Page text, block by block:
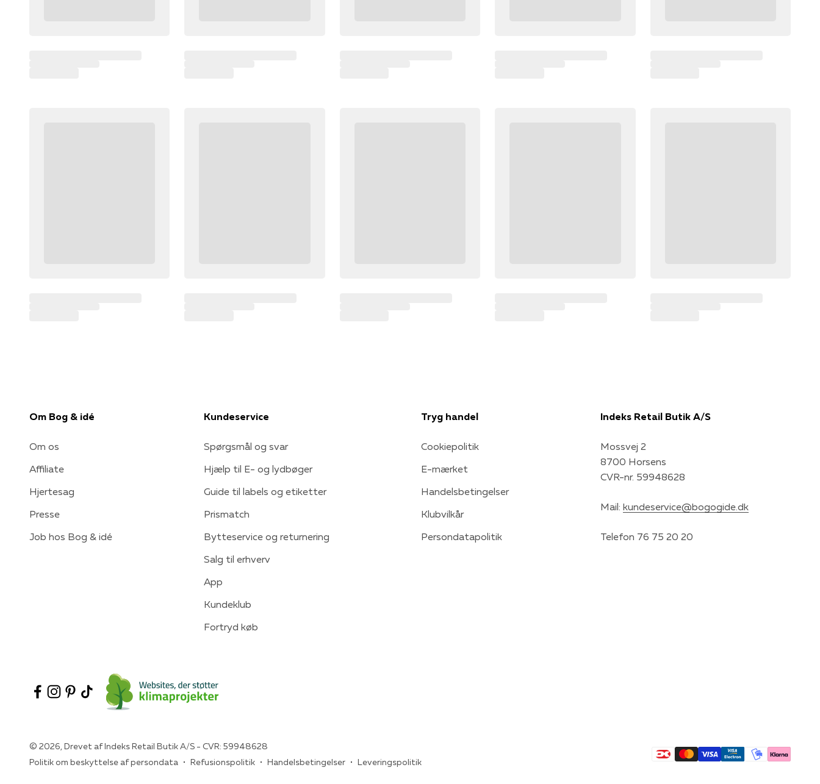
Om Bog & idé
Om os
Affiliate
Hjertesag
Presse
Job hos Bog & idé
Kundeservice
Spørgsmål og svar
Hjælp til E- og lydbøger
Guide til labels og etiketter
Prismatch
Bytteservice og returnering
Salg til erhverv
App
Kundeklub
Fortryd køb
Tryg handel
Cookiepolitik
E-mærket
Handelsbetingelser
Klubvilkår
Persondatapolitik
Indeks Retail Butik A/S
Mossvej 2
8700 Horsens
CVR-nr. 59948628
Mail: kundeservice@bogogide.dk
Telefon 76 75 20 20
© 2026, Drevet af Indeks Retail Butik A/S - CVR: 59948628
Politik om beskyttelse af persondata
Refusionspolitik Handelsbetingelser Leveringspolitik